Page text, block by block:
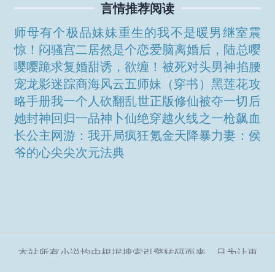
言情推荐阅读
师母有个极品妹妹重生的我不是暖男 继室震
惊！闷骚宫二居然是个恋爱脑离婚后，陆总嘤
嘤嘤跪求复婚甜诱，欲缠！被死对头男神掐腰
宠龙影迷踪商海风云五师妹 （穿书）黑莲花攻
略手册我一个人砍翻乱世正版修仙被夺一切后
她封神回归一品神卜仙绝穿越火线之一枪飙血
长公主 网游：我开局疯狂氪金天降暴力妻：侯
爷的心尖尖次元法典
本站所有小说均由根据搜索引擎转码而来，只为让更